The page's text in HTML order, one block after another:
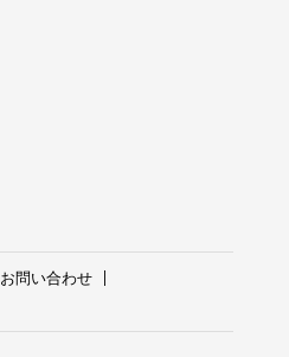
お問い合わせ